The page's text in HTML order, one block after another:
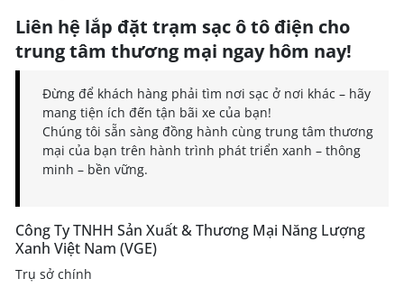
Liên hệ lắp đặt trạm sạc ô tô điện cho
trung tâm thương mại ngay hôm nay!
Đừng để khách hàng phải tìm nơi sạc ở nơi khác – hãy
mang tiện ích đến tận bãi xe của bạn!
Chúng tôi sẵn sàng đồng hành cùng trung tâm thương
mại của bạn trên hành trình phát triển xanh – thông
minh – bền vững.
Công Ty TNHH Sản Xuất & Thương Mại Năng Lượng
Xanh Việt Nam (VGE)
Trụ sở chính